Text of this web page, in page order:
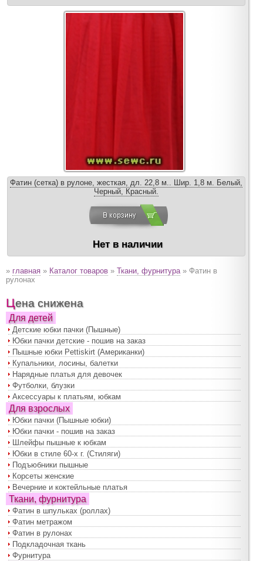
Фатин (сетка) в рулоне, жесткая, дл. 22,8 м.. Шир. 1,8 м. Белый,
Черный, Красный.
Нет в наличии
» главная » Каталог товаров » Ткани, фурнитура » Фатин в
рулонах
Цена снижена
Для детей
Детские юбки пачки (Пышные)
Юбки пачки детские - пошив на заказ
Пышные юбки Pettiskirt (Американки)
Купальники, лосины, балетки
Нарядные платья для девочек
Футболки, блузки
Аксессуары к платьям, юбкам
Для взрослых
Юбки пачки (Пышные юбки)
Юбки пачки - пошив на заказ
Шлейфы пышные к юбкам
Юбки в стиле 60-х г. (Стиляги)
Подъюбники пышные
Корсеты женские
Вечерние и коктейльные платья
Ткани, фурнитура
Фатин в шпульках (роллах)
Фатин метражом
Фатин в рулонах
Подкладочная ткань
Фурнитура